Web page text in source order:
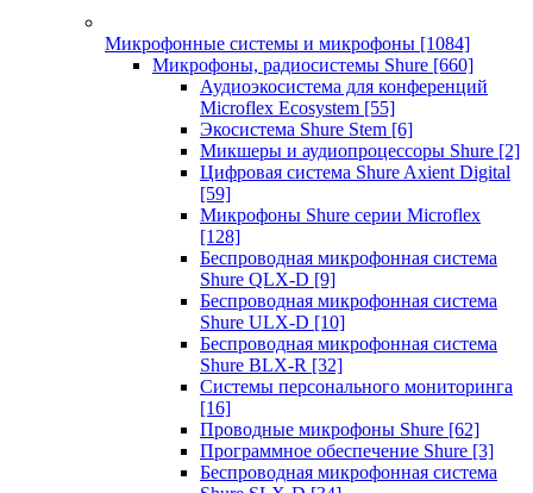
Микрофонные системы и микрофоны [1084]
Микрофоны, радиосистемы Shure [660]
Аудиоэкосистема для конференций
Microflex Ecosystem [55]
Экосистема Shure Stem [6]
Микшеры и аудиопроцессоры Shure [2]
Цифровая система Shure Axient Digital
[59]
Микрофоны Shure серии Microflex
[128]
Беспроводная микрофонная система
Shure QLX-D [9]
Беспроводная микрофонная система
Shure ULX-D [10]
Беспроводная микрофонная система
Shure BLX-R [32]
Системы персонального мониторинга
[16]
Проводные микрофоны Shure [62]
Программное обеспечение Shure [3]
Беспроводная микрофонная система